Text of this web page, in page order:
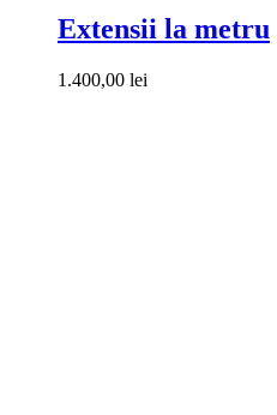
Extensii la metru
1.400,00 lei